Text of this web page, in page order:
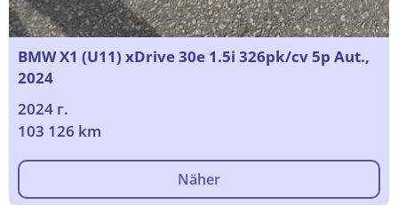
BMW X1 (U11) xDrive 30e 1.5i 326pk/cv 5p Aut.,
2024
2024 г.
103 126 km
Näher